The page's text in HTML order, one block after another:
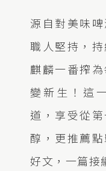
源自對美味
職人堅持，
麒麟一番搾
變新生！這
道，享受從
醇，更推薦
好文，一篇接